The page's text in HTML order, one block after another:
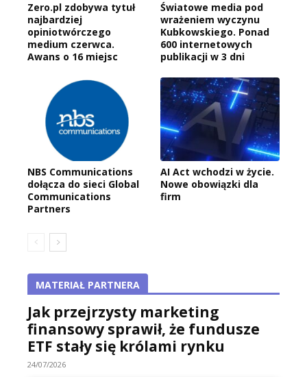
Zero.pl zdobywa tytuł
najbardziej
opiniotwórczego
medium czerwca.
Awans o 16 miejsc
Światowe media pod
wrażeniem wyczynu
Kubkowskiego. Ponad
600 internetowych
publikacji w 3 dni
NBS Communications
dołącza do sieci Global
Communications
Partners
AI Act wchodzi w życie.
Nowe obowiązki dla
firm
MATERIAŁ PARTNERA
Jak przejrzysty marketing
finansowy sprawił, że fundusze
ETF stały się królami rynku
24/07/2026